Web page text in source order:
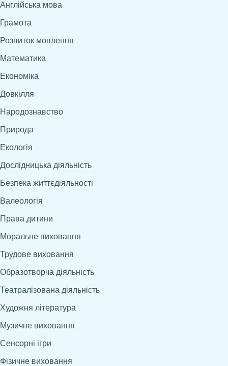
Англійська мова
Грамота
Розвиток мовлення
Математика
Економіка
Довкілля
Народознавство
Природа
Екологія
Дослідницька діяльність
Безпека життєдіяльності
Валеологія
Права дитини
Моральне виховання
Трудове виховання
Образотворча діяльність
Театралізована діяльність
Художня література
Музичне виховання
Сенсорні ігри
Фізичне виховання